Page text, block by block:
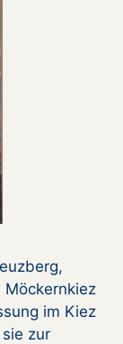
Möckernkiez
im Kiez
zur